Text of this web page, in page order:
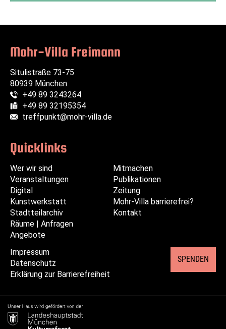
Mohr-Villa Freimann
Situlistraße 73-75
80939 München
Telefon:
+49 89 3243264
Fax:
+49 89 32195354
E-Mail:
treffpunkt@mohr-villa.de
Quicklinks
überspringen
Wer wir sind
Veranstaltungen
Digital
Kunstwerkstatt
Stadtteilarchiv
Räume | Anfragen
Angebote
überspringen
Mitmachen
Publikationen
Zeitung
Mohr-Villa barrierefrei?
Kontakt
Impressum
Datenschutz
Erklärung zur Barrierefreiheit
SPENDEN